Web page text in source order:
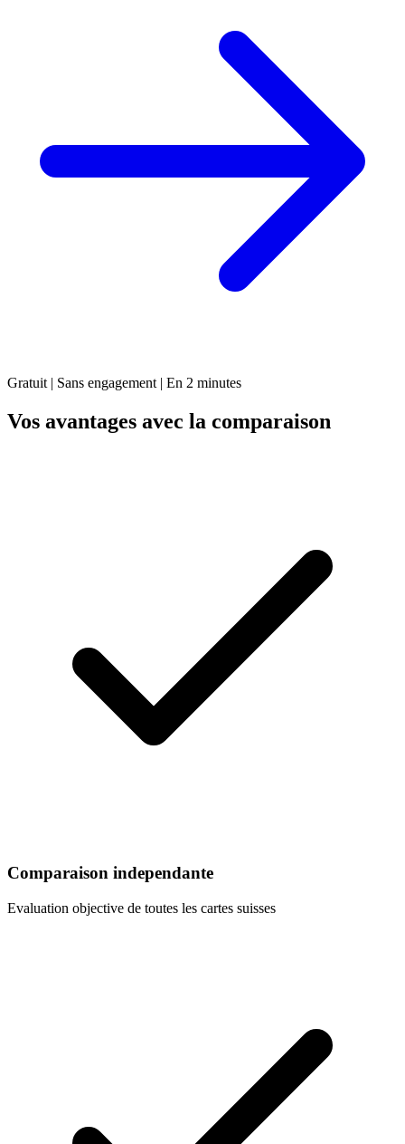
Gratuit | Sans engagement | En 2 minutes
Vos avantages avec la comparaison
Comparaison independante
Evaluation objective de toutes les cartes suisses